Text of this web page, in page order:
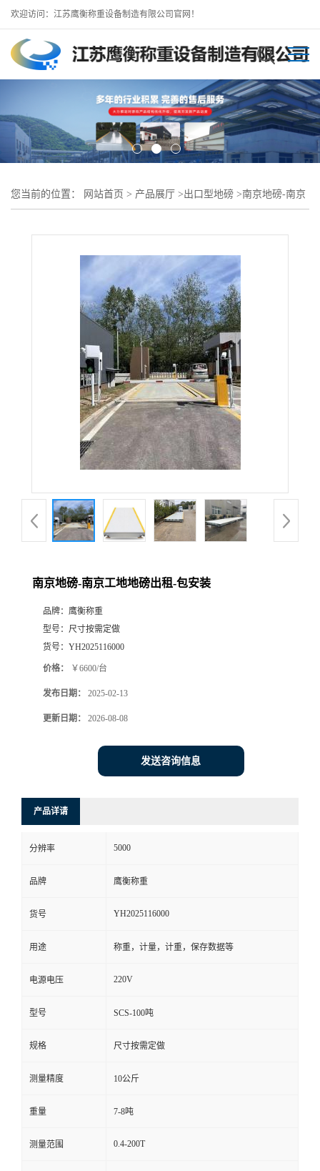
欢迎访问：江苏鹰衡称重设备制造有限公司官网！
您当前的位置： 网站首页 > 产品展厅 >出口型地磅 >南京地磅-南京
南京地磅-南京工地地磅出租-包安装
品牌： 鹰衡称重
型号： 尺寸按需定做
货号： YH2025116000
价格： ￥6600/台
发布日期： 2025-02-13
更新日期： 2026-08-08
发送咨询信息
产品详请
分辨率 5000
品牌 鹰衡称重
货号 YH2025116000
用途 称重，计量，计重，保存数据等
电源电压 220V
型号 SCS-100吨
规格 尺寸按需定做
测量精度 10公斤
重量 7-8吨
测量范围 0.4-200T